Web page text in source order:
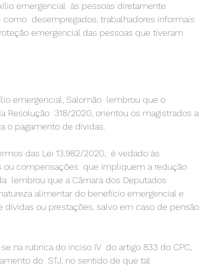
emergencial  às pessoas diretamente
desempregados, trabalhadores informais
emergencial das pessoas que tiveram
emergencial, Salomão  lembrou que o
Resolução  318/2020, orientou os magistrados a
o pagamento de dívidas.
das Lei 13.982/2020,  é vedado às
compensações  que impliquem a redução
lembrou que a Câmara dos Deputados
alimentar do benefício emergencial e
dívidas ou prestações, salvo em caso de pensão
na rubrica do inciso IV  do artigo 833 do CPC,
do  STJ, no sentido de que tal